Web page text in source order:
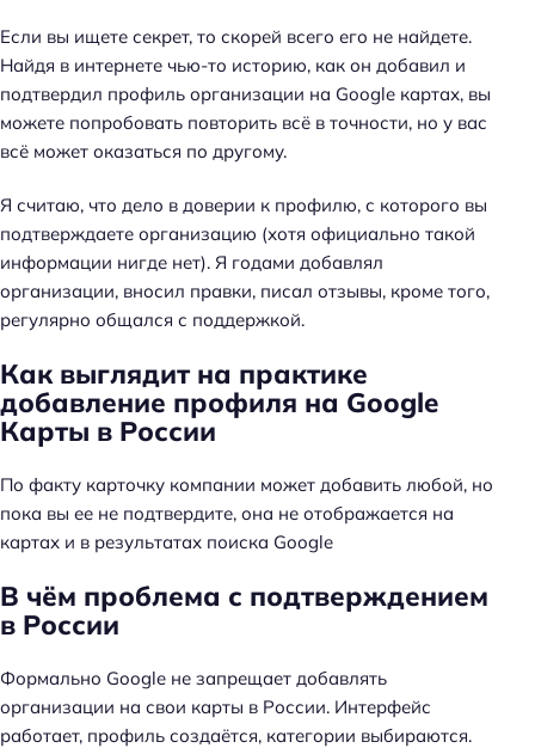
Если вы ищете секрет, то скорей всего его не найдете.
Найдя в интернете чью-то историю, как он добавил и
подтвердил профиль организации на Google картах, вы
можете попробовать повторить всё в точности, но у вас
всё может оказаться по другому.
Я считаю, что дело в доверии к профилю, с которого вы
подтверждаете организацию (хотя официально такой
информации нигде нет). Я годами добавлял
организации, вносил правки, писал отзывы, кроме того,
регулярно общался с поддержкой.
Как выглядит на практике
добавление профиля на Google
Карты в России
По факту карточку компании может добавить любой, но
пока вы ее не подтвердите, она не отображается на
картах и в результатах поиска Google
В чём проблема с подтверждением
в России
Формально Google не запрещает добавлять
организации на свои карты в России. Интерфейс
работает, профиль создаётся, категории выбираются.